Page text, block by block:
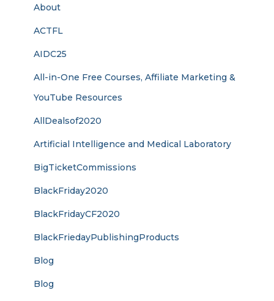
About
ACTFL
AIDC25
All-in-One Free Courses, Affiliate Marketing &
YouTube Resources
AllDealsof2020
Artificial Intelligence and Medical Laboratory
BigTicketCommissions
BlackFriday2020
BlackFridayCF2020
BlackFriedayPublishingProducts
Blog
Blog